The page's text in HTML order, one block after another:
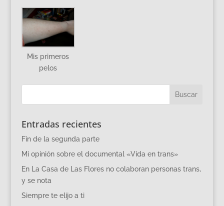
Mis primeros
pelos
Entradas recientes
Fin de la segunda parte
Mi opinión sobre el documental «Vida en trans»
En La Casa de Las Flores no colaboran personas trans,
y se nota
Siempre te elijo a ti